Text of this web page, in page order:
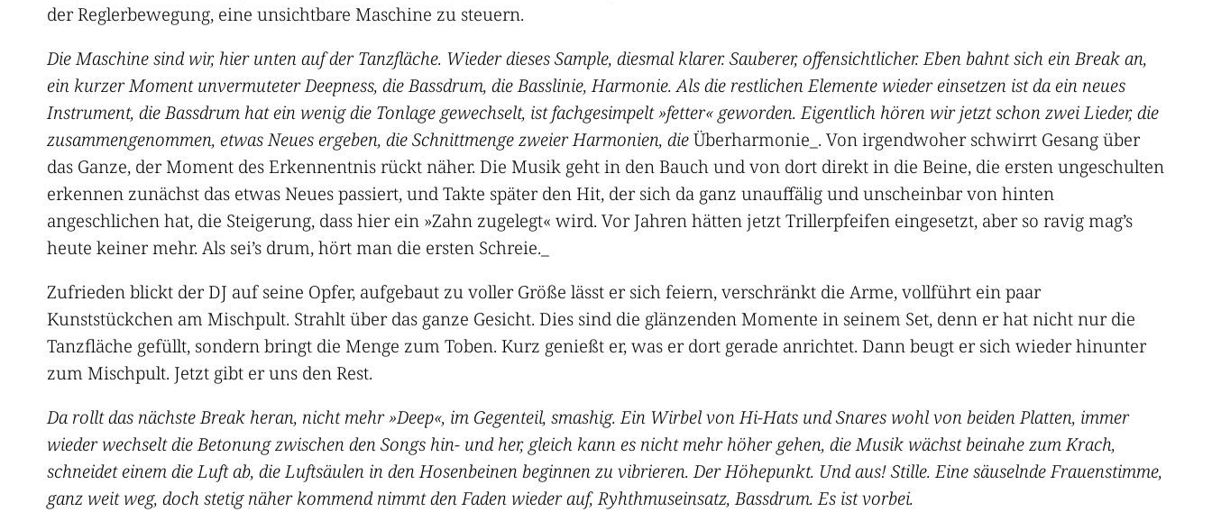
der Reglerbewegung, eine unsichtbare Maschine zu steuern.
Die Maschine sind wir, hier unten auf der Tanzfläche. Wieder dieses Sample, diesmal klarer. Sauberer, offensichtlicher. Eben bahnt sich ein Break an,
ein kurzer Moment unvermuteter Deepness, die Bassdrum, die Basslinie, Harmonie. Als die restlichen Elemente wieder einsetzen ist da ein neues
Instrument, die Bassdrum hat ein wenig die Tonlage gewechselt, ist fachgesimpelt »fetter« geworden. Eigentlich hören wir jetzt schon zwei Lieder, die
zusammengenommen, etwas Neues ergeben, die Schnittmenge zweier Harmonien, dieÜberharmonie_. Von irgendwoher schwirrt Gesang über
das Ganze, der Moment des Erkennentnis rückt näher. Die Musik geht in den Bauch und von dort direkt in die Beine, die ersten ungeschulten
erkennen zunächst das etwas Neues passiert, und Takte später den Hit, der sich da ganz unauffälig und unscheinbar von hinten
angeschlichen hat, die Steigerung, dass hier ein »Zahn zugelegt« wird. Vor Jahren hätten jetzt Trillerpfeifen eingesetzt, aber so ravig mag’s
heute keiner mehr. Als sei’s drum, hört man die ersten Schreie._
Zufrieden blickt der DJ auf seine Opfer, aufgebaut zu voller Größe lässt er sich feiern, verschränkt die Arme, vollführt ein paar
Kunststückchen am Mischpult. Strahlt über das ganze Gesicht. Dies sind die glänzenden Momente in seinem Set, denn er hat nicht nur die
Tanzfläche gefüllt, sondern bringt die Menge zum Toben. Kurz genießt er, was er dort gerade anrichtet. Dann beugt er sich wieder hinunter
zum Mischpult. Jetzt gibt er uns den Rest.
Da rollt das nächste Break heran, nicht mehr »Deep«, im Gegenteil, smashig. Ein Wirbel von Hi-Hats und Snares wohl von beiden Platten, immer
wieder wechselt die Betonung zwischen den Songs hin- und her, gleich kann es nicht mehr höher gehen, die Musik wächst beinahe zum Krach,
schneidet einem die Luft ab, die Luftsäulen in den Hosenbeinen beginnen zu vibrieren. Der Höhepunkt. Und aus! Stille. Eine säuselnde Frauenstimme,
ganz weit weg, doch stetig näher kommend nimmt den Faden wieder auf, Ryhthmuseinsatz, Bassdrum. Es ist vorbei.